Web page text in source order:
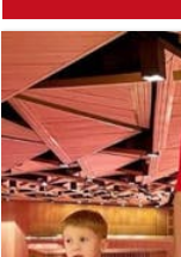
حافظ ومنع